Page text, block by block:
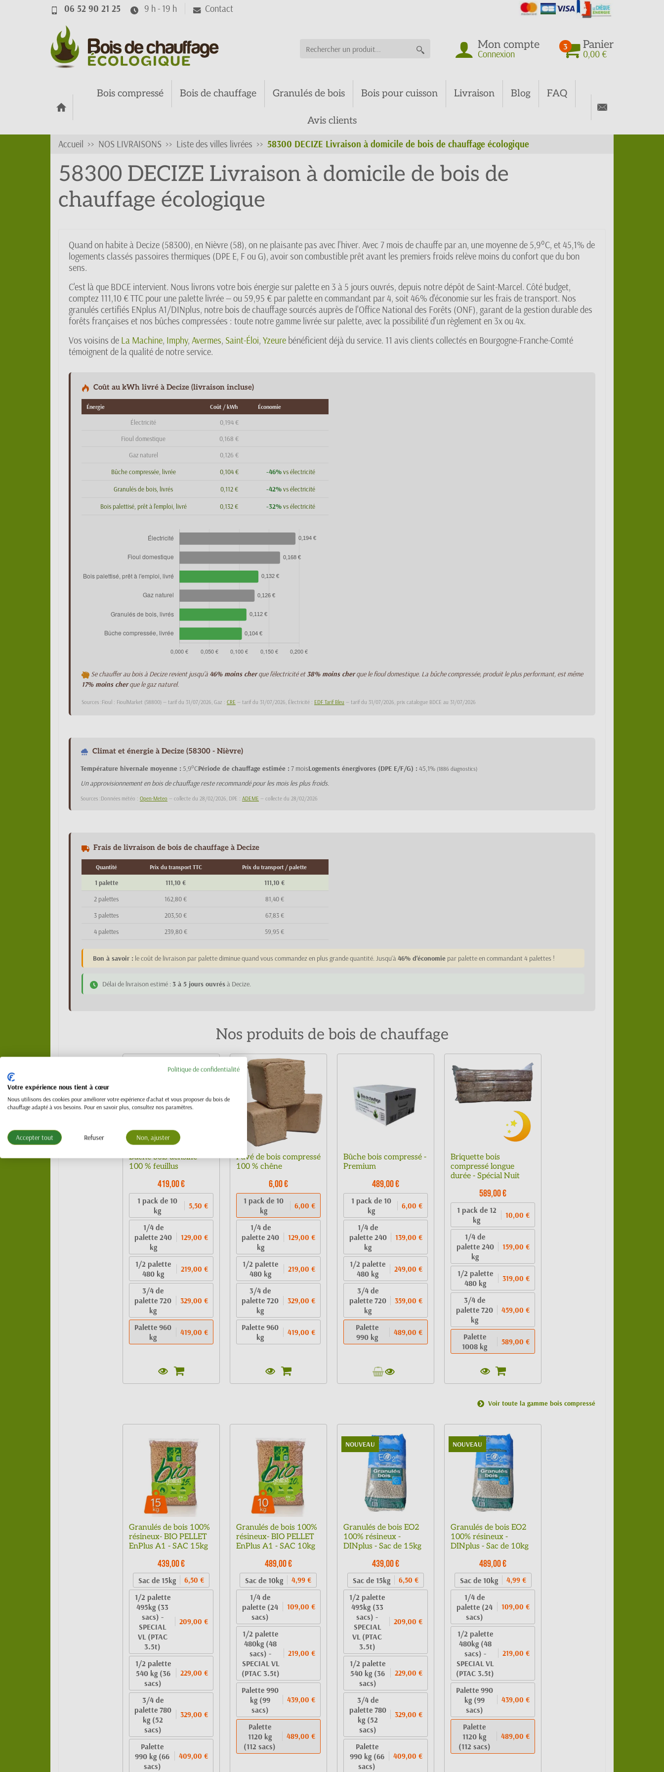
06 52 90 21 25 9 h - 19 h Contact
Mon compte
Connexion
3 Panier
0,00 €
Bois compressé Bois de chauffage Granulés de bois Bois pour cuisson Livraison Blog FAQ
Avis clients
Accueil NOS LIVRAISONS Liste des villes livrées 58300 DECIZE Livraison à domicile de bois de chauffage écologique
58300 DECIZE Livraison à domicile de bois de
chauffage écologique
Quand on habite à Decize (58300), en Nièvre (58), on ne plaisante pas avec l'hiver. Avec 7 mois de chauffe par an, une moyenne de 5,9°C, et 45,1% de
logements classés passoires thermiques (DPE E, F ou G), avoir son combustible prêt avant les premiers froids relève moins du confort que du bon
sens.
C'est là que BDCE intervient. Nous livrons votre bois énergie sur palette en 3 à 5 jours ouvrés, depuis notre dépôt de Saint-Marcel. Côté budget,
comptez 111,10 € TTC pour une palette livrée — ou 59,95 € par palette en commandant par 4, soit 46% d'économie sur les frais de transport. Nos
granulés certifiés ENplus A1/DINplus, notre bois de chauffage sourcés auprès de l'Office National des Forêts (ONF), garant de la gestion durable des
forêts françaises et nos bûches compressées : toute notre gamme livrée sur palette, avec la possibilité d'un règlement en 3x ou 4x.
Vos voisins de La Machine, Imphy, Avermes, Saint-Éloi, Yzeure bénéficient déjà du service. 11 avis clients collectés en Bourgogne-Franche-Comté
témoignent de la qualité de notre service.
Coût au kWh livré à Decize (livraison incluse)
Énergie Coût / kWh Économie
Électricité 0,194 €
Fioul domestique 0,168 €
Gaz naturel 0,126 €
Bûche compressée, livrée 0,104 € -46%vs électricité
Granulés de bois, livrés 0,112 € -42%vs électricité
Bois palettisé, prêt à l'emploi, livré 0,132 € -32%vs électricité
Se chauffer au bois à Decize revient jusqu'à 46% moins cherque l'électricité et38% moins cherque le fioul domestique. La bûche compressée, produit le plus performant, est même
17% moins cherque le gaz naturel.
Sources :Fioul : FioulMarket (58800) — tarif du 31/07/2026, Gaz : CRE — tarif du 31/07/2026, Électricité : EDF Tarif Bleu — tarif du 31/07/2026, prix catalogue BDCE au 31/07/2026
Climat et énergie à Decize (58300 - Nièvre)
Température hivernale moyenne : 5,9°CPériode de chauffage estimée : 7 moisLogements énergivores (DPE E/F/G) : 45,1% (1886 diagnostics)
Un approvisionnement en bois de chauffage reste recommandé pour les mois les plus froids.
Sources :Données météo : Open-Meteo — collecte du 28/02/2026, DPE : ADEME — collecte du 28/02/2026
Frais de livraison de bois de chauffage à Decize
Quantité Prix du transport TTC Prix du transport / palette
1 palette 111,10 € 111,10 €
2 palettes 162,80 € 81,40 €
3 palettes 203,50 € 67,83 €
4 palettes 239,80 € 59,95 €
Bon à savoir : le coût de livraison par palette diminue quand vous commandez en plus grande quantité. Jusqu'à46% d'économie par palette en commandant 4 palettes !
Délai de livraison estimé : 3 à 5 jours ouvrésà Decize.
Nos produits de bois de chauffage
Bûche bois densifié -
100 % feuillus
419,00 €
1 pack de 10
kg
5,50 €
1/4 de
palette 240
kg
129,00 €
1/2 palette
480 kg
219,00 €
3/4 de
palette 720
kg
329,00 €
Palette 960
kg
419,00 €
Pavé de bois compressé
100 % chêne
6,00 €
1 pack de 10
kg
6,00 €
1/4 de
palette 240
kg
129,00 €
1/2 palette
480 kg
219,00 €
3/4 de
palette 720
kg
329,00 €
Palette 960
kg
419,00 €
Bûche bois compressé -
Premium
489,00 €
1 pack de 10
kg
6,00 €
1/4 de
palette 240
kg
139,00 €
1/2 palette
480 kg
249,00 €
3/4 de
palette 720
kg
359,00 €
Palette
990 kg
489,00 €
Briquette bois
compressé longue
durée - Spécial Nuit
589,00 €
1 pack de 12
kg
10,00 €
1/4 de
palette 240
kg
159,00 €
1/2 palette
480 kg
319,00 €
3/4 de
palette 720
kg
459,00 €
Palette
1008 kg
589,00 €
Voir toute la gamme bois compressé
Granulés de bois 100%
résineux- BIO PELLET
EnPlus A1 - SAC 15kg
439,00 €
Sac de 15kg 6,50 €
1/2 palette
495kg (33
sacs) -
SPECIAL
VL (PTAC
3.5t)
209,00 €
1/2 palette
540 kg (36
sacs)
229,00 €
3/4 de
palette 780
kg (52
sacs)
329,00 €
Palette
990 kg (66
sacs)
409,00 €
Granulés de bois 100%
résineux- BIO PELLET
EnPlus A1 - SAC 10kg
489,00 €
Sac de 10kg 4,99 €
1/4 de
palette (24
sacs)
109,00 €
1/2 palette
480kg (48
sacs) -
SPECIAL VL
(PTAC 3.5t)
219,00 €
Palette 990
kg (99
sacs)
439,00 €
Palette
1120 kg
(112 sacs)
489,00 €
NOUVEAU
Granulés de bois EO2
100% résineux -
DINplus - Sac de 15kg
439,00 €
Sac de 15kg 6,50 €
1/2 palette
495kg (33
sacs) -
SPECIAL
VL (PTAC
3.5t)
209,00 €
1/2 palette
540 kg (36
sacs)
229,00 €
3/4 de
palette 780
kg (52
sacs)
329,00 €
Palette
990 kg (66
sacs)
409,00 €
NOUVEAU
Granulés de bois EO2
100% résineux -
DINplus - Sac de 10kg
489,00 €
Sac de 10kg 4,99 €
1/4 de
palette (24
sacs)
109,00 €
1/2 palette
480kg (48
sacs) -
SPECIAL VL
(PTAC 3.5t)
219,00 €
Palette 990
kg (99
sacs)
439,00 €
Palette
1120 kg
(112 sacs)
489,00 €
Politique de confidentialité
Votre expérience nous tient à cœur
Nous utilisons des cookies pour améliorer votre expérience d'achat et vous proposer du bois de
chauffage adapté à vos besoins. Pour en savoir plus, consultez nos paramètres.
Accepter tout Refuser Non, ajuster